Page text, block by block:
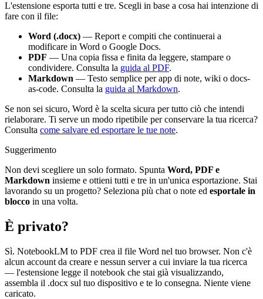
L'estensione esporta tutti e tre. Scegli in base a cosa hai intenzione di
fare con il file:
Word (.docx) — Report e compiti che continuerai a
modificare in Word o Google Docs.
PDF — Una copia fissa e finita da leggere, stampare o
condividere. Consulta la guida al PDF.
Markdown — Testo semplice per app di note, wiki o docs-
as-code. Consulta la guida al Markdown.
Se non sei sicuro, Word è la scelta sicura per tutto ciò che intendi
rielaborare. Ti serve un modo ripetibile per conservare la tua ricerca?
Consulta come salvare ed esportare le tue note.
Suggerimento
Non devi scegliere un solo formato. Spunta Word, PDF e
Markdown insieme e ottieni tutti e tre in un'unica esportazione. Stai
lavorando su un progetto? Seleziona più chat o note ed esportale in
blocco in una volta.
È privato?
Sì. NotebookLM to PDF crea il file Word nel tuo browser. Non c'è
alcun account da creare e nessun server a cui inviare la tua ricerca
— l'estensione legge il notebook che stai già visualizzando,
assembla il .docx sul tuo dispositivo e te lo consegna. Niente viene
caricato.